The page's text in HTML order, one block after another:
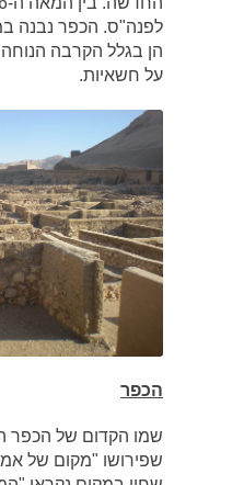
לפנה"ס. הכפר נבנה
הן בגלל הקרבה
על חשאיות.
הכפר
שמו הקדום של הכפר
שפירושו "מקום של